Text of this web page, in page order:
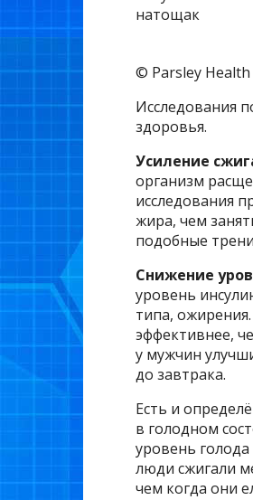
© Parsley Health
Исследования
здоровья.
Усиление
организм
исследования
жира, чем
подобные
Снижение
уровень
типа,
эффективнее,
у мужчин
до завтрака.
Есть и
в голодном
уровень
люди сжигали
чем когда они